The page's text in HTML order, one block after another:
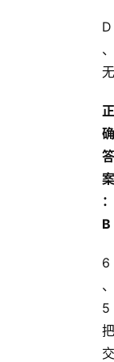
D
、
无
正
确
答
案
：
B
6
、
5
把
交